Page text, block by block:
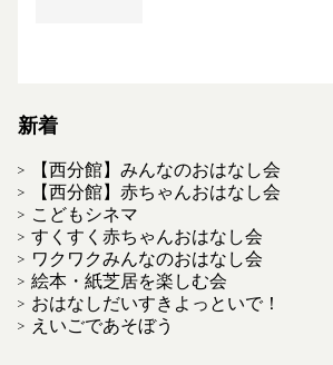
新着
【西分館】みんなのおはなし会
【西分館】赤ちゃんおはなし会
こどもシネマ
すくすく赤ちゃんおはなし会
ワクワクみんなのおはなし会
絵本・紙芝居を楽しむ会
おはなしだいすきよっといで！
えいごであそぼう